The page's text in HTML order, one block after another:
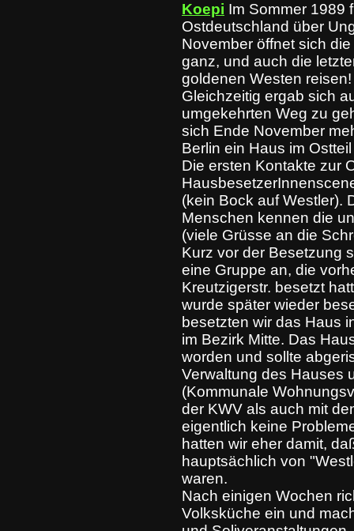
Koepi Im Sommer 1989
Ostdeutschland über
November öffnet sich
ganz, und auch die
goldenen Westen reisen!
Gleichzeitig ergab sich
umgekehrten Weg zu
sich Ende November
Berlin ein Haus im
Die ersten Kontakte zur
(kein Bock auf Westler).
Menschen kennen die
(viele Grüsse an die
Kurz vor der Besetzung
eine Gruppe an, die
Kreutzigerstr. besetzt
wurde später wieder
besetzten wir das Haus
im Bezirk Mitte. Das
worden und sollte
Verwaltung des Hauses
(Kommunale
der KWV als auch mit
eigentlich keine
hatten wir eher damit,
hauptsächlich von
waren.
Nach einigen Wochen
Volksküche ein und